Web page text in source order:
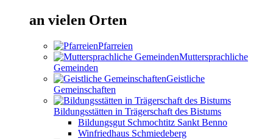
an vielen Orten
Pfarreien
Muttersprachliche
Gemeinden
Geistliche
Gemeinschaften
Bildungsstätten in Trägerschaft des Bistums
Bildungsgut Schmochtitz Sankt Benno
Winfriedhaus Schmiedeberg